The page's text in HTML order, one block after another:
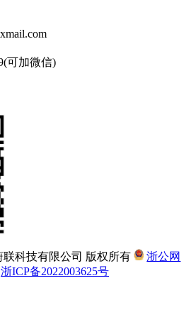
可加微信)
联科技有限公司 版权所有
浙公网
浙ICP备2022003625号